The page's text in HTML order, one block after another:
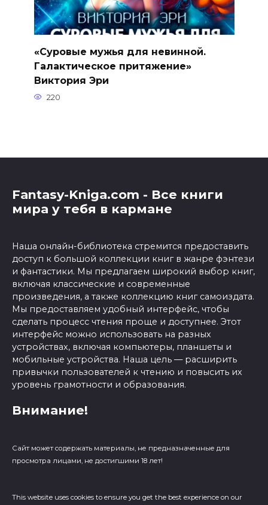
«Суровые мужья для невинной.
Галактическое притяжение»
Виктория Эри
220
Fantasy-Kniga.com - Все книги
мира у тебя в кармане
Наша онлайн-библиотека стремится предоставить
доступ к большой коллекции книг в жанре фэнтези
и фантастики. Мы предлагаем широкий выбор книг,
включая классические и современные
произведения, а также коллекцию книг самоиздата.
Мы предоставляем удобный интерфейс, чтобы
сделать процесс чтения проще и доступнее. Этот
интерфейс можно использовать на разных
устройствах, включая компьютеры, планшеты и
мобильные устройства. Наша цель — расширить
привычки пользователей к чтению и повысить их
уровень грамотности и образования.
Внимание!
Сайт может содержать материалы, не предназначенные для
просмотра лицами, не достигшими 18 лет!
This website uses cookies to ensure you get the best experience on our